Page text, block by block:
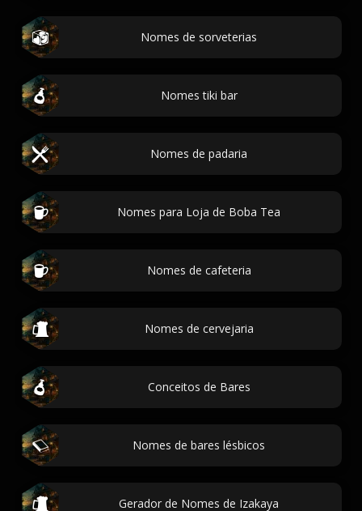
Nomes de sorveterias
Nomes tiki bar
Nomes de padaria
Nomes para Loja de Boba Tea
Nomes de cafeteria
Nomes de cervejaria
Conceitos de Bares
Nomes de bares lésbicos
Gerador de Nomes de Izakaya